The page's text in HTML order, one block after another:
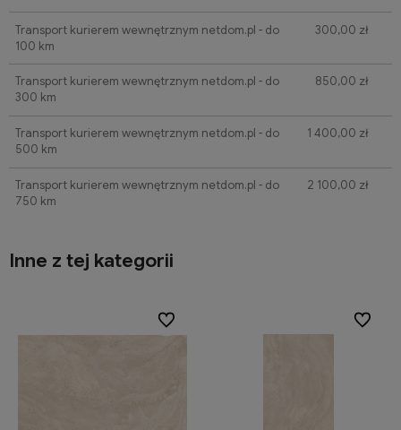
Transport kurierem wewnętrznym netdom.pl - do
100 km
300,00 zł
Transport kurierem wewnętrznym netdom.pl - do
300 km
850,00 zł
Transport kurierem wewnętrznym netdom.pl - do
500 km
1 400,00 zł
Transport kurierem wewnętrznym netdom.pl - do
750 km
2 100,00 zł
Inne z tej kategorii
Do ulubionych
Do ulubionych Do
Do